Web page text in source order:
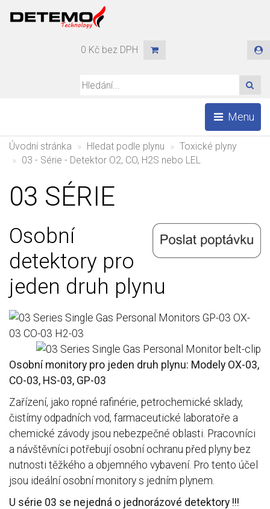
0 Kč bez DPH
Menu
Úvodní stránka Hledat podle plynu
Toxické plyny
03 - Série - Detektor O2, CO, H2S nebo LEL
03 SÉRIE
Osobní
detektory pro
jeden druh plynu
Osobní monitory pro jeden druh plynu: Modely OX-03,
CO-03, HS-03, GP-03
Zařízení, jako ropné rafinérie, petrochemické sklady,
čistírny odpadních vod, farmaceutické laboratoře a
chemické závody jsou nebezpečné oblasti. Pracovníci
a návštěvníci potřebují osobní ochranu před plyny bez
nutnosti těžkého a objemného vybavení. Pro tento účel
jsou ideální osobní monitory s jedním plynem.
U série 03 se nejedná o jednorázové detektory !!!